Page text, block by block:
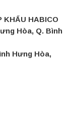
KHẨU HABICO
Hòa, Q. Bình
Hưng Hòa,